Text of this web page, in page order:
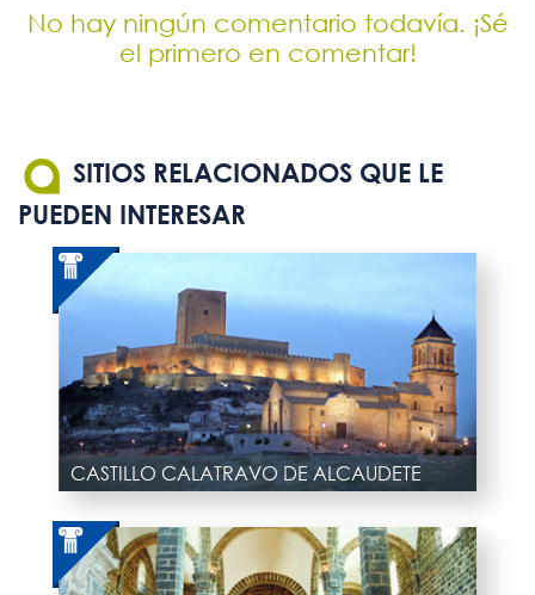
No hay ningún comentario todavía. ¡Sé
el primero en comentar!
SITIOS RELACIONADOS QUE LE
PUEDEN INTERESAR
CASTILLO CALATRAVO DE ALCAUDETE